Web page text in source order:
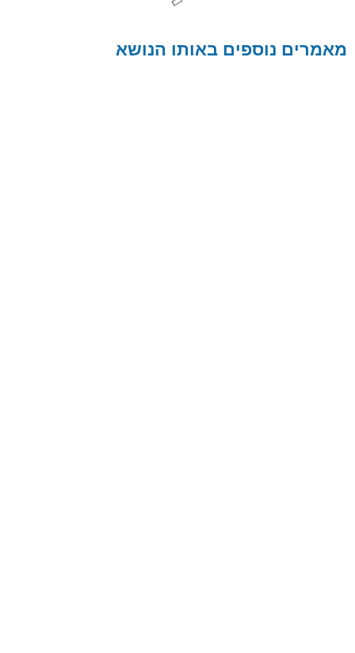
מאמרים נוספים באותו הנושא